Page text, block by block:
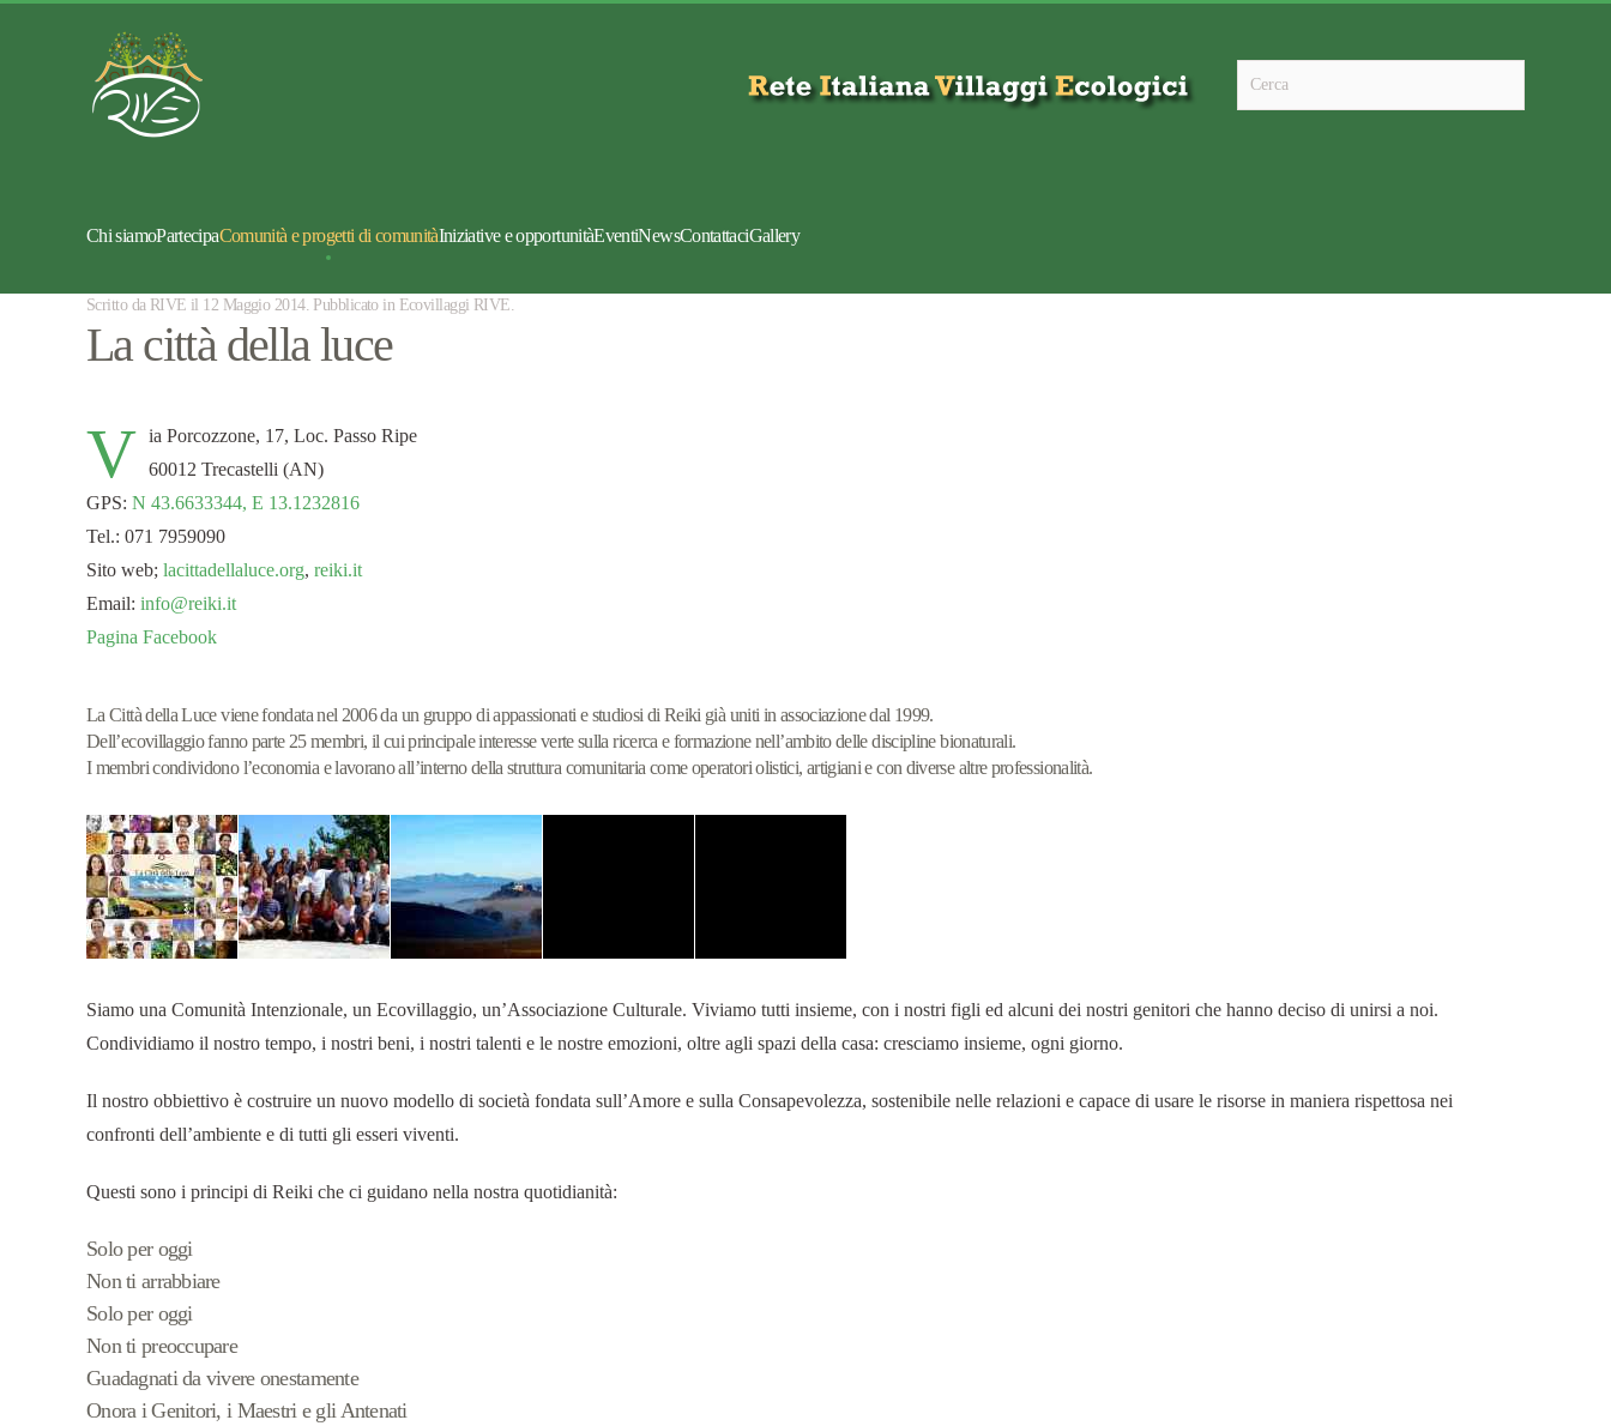
Chi siamoPartecipaComunità e progetti di comunitàIniziative e opportunitàEventiNewsContattaciGallery
Scritto da RIVE il 12 Maggio 2014. Pubblicato in Ecovillaggi RIVE.
La città della luce
V ia Porcozzone, 17, Loc. Passo Ripe
60012 Trecastelli (AN)
GPS: N 43.6633344, E 13.1232816
Tel.: 071 7959090
Sito web; lacittadellaluce.org, reiki.it
Email: info@reiki.it
Pagina Facebook
La Città della Luce viene fondata nel 2006 da un gruppo di appassionati e studiosi di Reiki già uniti in associazione dal 1999.
Dell’ecovillaggio fanno parte 25 membri, il cui principale interesse verte sulla ricerca e formazione nell’ambito delle discipline bionaturali.
I membri condividono l’economia e lavorano all’interno della struttura comunitaria come operatori olistici, artigiani e con diverse altre professionalità.
Siamo una Comunità Intenzionale, un Ecovillaggio, un’Associazione Culturale. Viviamo tutti insieme, con i nostri figli ed alcuni dei nostri genitori che hanno deciso di unirsi a noi.
Condividiamo il nostro tempo, i nostri beni, i nostri talenti e le nostre emozioni, oltre agli spazi della casa: cresciamo insieme, ogni giorno.
Il nostro obbiettivo è costruire un nuovo modello di società fondata sull’Amore e sulla Consapevolezza, sostenibile nelle relazioni e capace di usare le risorse in maniera rispettosa nei
confronti dell’ambiente e di tutti gli esseri viventi.
Questi sono i principi di Reiki che ci guidano nella nostra quotidianità:
Solo per oggi
Non ti arrabbiare
Solo per oggi
Non ti preoccupare
Guadagnati da vivere onestamente
Onora i Genitori, i Maestri e gli Antenati